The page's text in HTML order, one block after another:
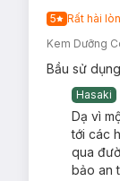
5 Rất hài
Kem Dưỡng
Bầu sử
Hasaki
Dạ vì
tới các
qua
bảo an